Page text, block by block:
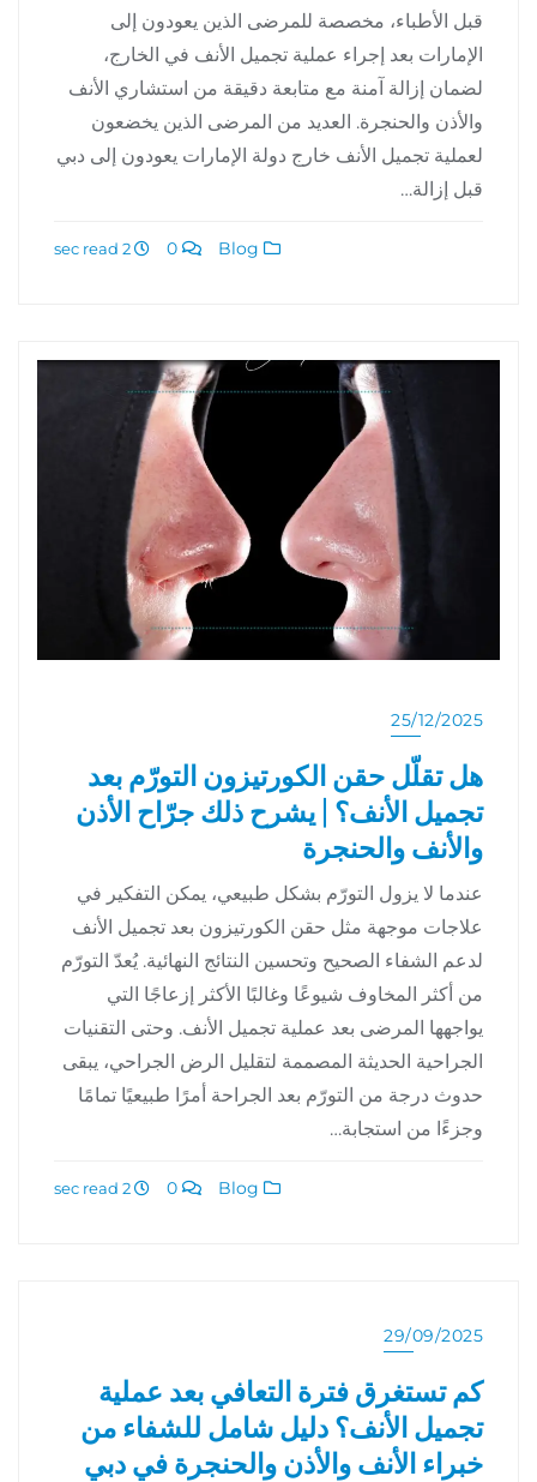
قبل الأطباء، مخصصة للمرضى الذين يعودون إلى
الإمارات بعد إجراء عملية تجميل الأنف في الخارج،
لضمان إزالة آمنة مع متابعة دقيقة من استشاري الأنف
والأذن والحنجرة. العديد من المرضى الذين يخضعون
لعملية تجميل الأنف خارج دولة الإمارات يعودون إلى دبي
قبل إزالة…
25/12/2025
هل تقلّل حقن الكورتيزون التورّم بعد
تجميل الأنف؟ | يشرح ذلك جرّاح الأذن
والأنف والحنجرة
عندما لا يزول التورّم بشكل طبيعي، يمكن التفكير في
علاجات موجهة مثل حقن الكورتيزون بعد تجميل الأنف
لدعم الشفاء الصحيح وتحسين النتائج النهائية. يُعدّ التورّم
من أكثر المخاوف شيوعًا وغالبًا الأكثر إزعاجًا التي
يواجهها المرضى بعد عملية تجميل الأنف. وحتى التقنيات
الجراحية الحديثة المصممة لتقليل الرض الجراحي، يبقى
حدوث درجة من التورّم بعد الجراحة أمرًا طبيعيًا تمامًا
وجزءًا من استجابة…
29/09/2025
كم تستغرق فترة التعافي بعد عملية
تجميل الأنف؟ دليل شامل للشفاء من
خبراء الأنف والأذن والحنجرة في دبي